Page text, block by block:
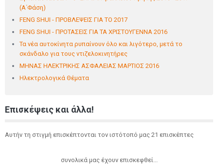
(Α΄Φάση)
FENG SHUI - ΠΡΟΒΛΕΨΕΙΣ ΓΙΑ ΤΟ 2017
FENG SHUI - ΠΡΟΤΑΣΕΙΣ ΓΙΑ ΤΑ ΧΡΙΣΤΟΥΓΕΝΝΑ 2016
Τα νέα αυτοκίνητα ρυπαίνουν όλο και λιγότερο, μετά το
σκάνδαλο για τους ντιζελοκινητήρες
ΜΗΝΑΣ ΗΛΕΚΤΡΙΚΗΣ ΑΣΦΑΛΕΙΑΣ ΜΑΡΤΙΟΣ 2016
Ηλεκτρολογικά Θέματα
Επισκέψεις και άλλα!
Αυτήν τη στιγμή επισκέπτονται τον ιστότοπό μας 21 επισκέπτες
συνολικά μας έχουν επισκεφθεί...